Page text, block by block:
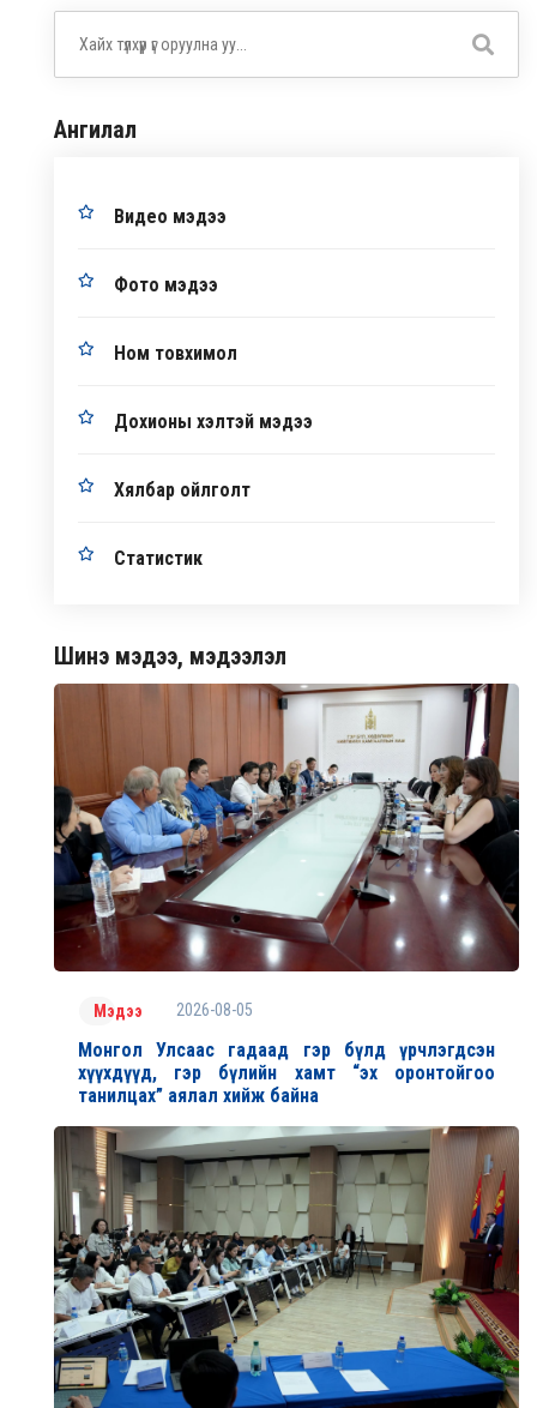
Ангилал
Видео мэдээ
Фото мэдээ
Ном товхимол
Дохионы хэлтэй мэдээ
Хялбар ойлголт
Статистик
Шинэ мэдээ, мэдээлэл
Мэдээ 2026-08-05
Монгол Улсаас гадаад гэр бүлд үрчлэгдсэн
хүүхдүүд, гэр бүлийн хамт “эх оронтойгоо
танилцах” аялал хийж байна